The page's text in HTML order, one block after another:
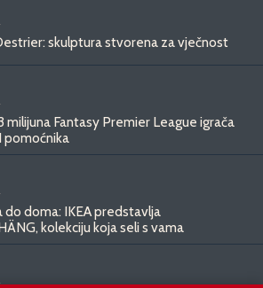
skulptura stvorena za vječnost
milijuna Fantasy Premier League igrača
pomoćnika
do doma: IKEA predstavlja
kolekciju koja seli s vama